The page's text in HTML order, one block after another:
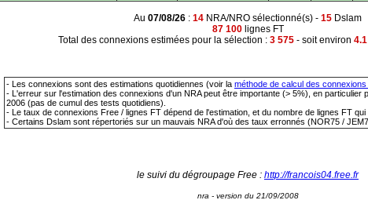
Au 07/08/26 : 14 NRA/NRO sélectionné(s) - 15 Dslam
87 100lignes FT
Total des connexions estimées pour la sélection : 3 575- soit environ
- Les connexions sont des estimations quotidiennes (voir la méthode de calcul des connexions
- L'erreur sur l'estimation des connexions d'un NRA peut être importante (> 5%), en particulier
2006 (pas de cumul des tests quotidiens).
- Le taux de connexions Free / lignes FT dépend de l'estimation, et du nombre de lignes FT
- Certains Dslam sont répertoriés sur un mauvais NRA d'où des taux erronnés (NOR75 /
le suivi du dégroupage Free : http://francois04.free.fr
nra - version du 21/09/2008